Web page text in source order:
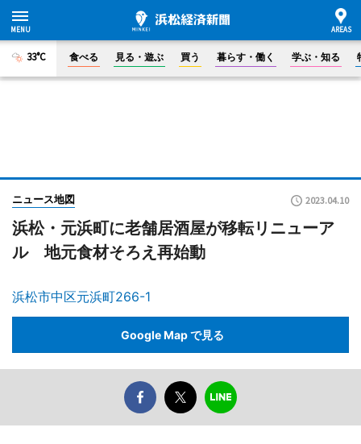
33°C 食べる 見る・遊ぶ 買う 暮らす・働く 学ぶ・知る
ニュース地図 2023.04.10
浜松・元浜町に老舗居酒屋が移転リニューア
ル 地元食材そろえ再始動
浜松市中区元浜町266-1
Google Map で見る